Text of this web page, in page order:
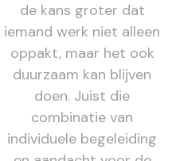
de kans groter dat
iemand werk niet alleen
oppakt, maar het ook
duurzaam kan blijven
doen. Juist die
combinatie van
individuele begeleiding